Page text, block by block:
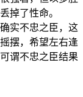
掉了性命。
实不忠之臣，这
摆，希望左右逢
谓不忠之臣结果